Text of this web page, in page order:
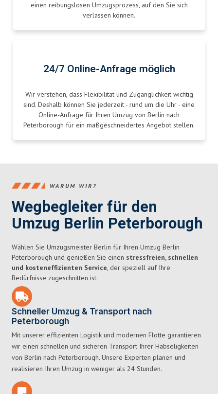
einen reibungslosen Umzugsprozess, auf den Sie sich
verlassen können.
24/7 Online-Anfrage möglich
Wir verstehen, dass Flexibilität und Zugänglichkeit wichtig
sind. Deshalb können Sie jederzeit - rund um die Uhr - eine
Online-Anfrage für Ihren Umzug von Berlin nach
Peterborough für ein maßgeschneidertes Angebot stellen.
WARUM WIR?
Wegbegleiter für den
Umzug Berlin Peterborough
Wählen Sie Umzugsmeister Berlin für Ihren Umzug Berlin
Peterborough und genießen Sie einen stressfreien, schnellen
und kosteneffizienten Service, der speziell auf Ihre
Bedürfnisse zugeschnitten ist.
Schneller Umzug & Transport nach
Peterborough
Mit unserer effizienten Logistik und modernen Flotte garantieren
wir einen schnellen und sicheren Transport Ihrer Habseligkeiten
von Berlin nach Peterborough. Unsere Experten planen und
realisieren Ihren Umzug in weniger als 24 Stunden.